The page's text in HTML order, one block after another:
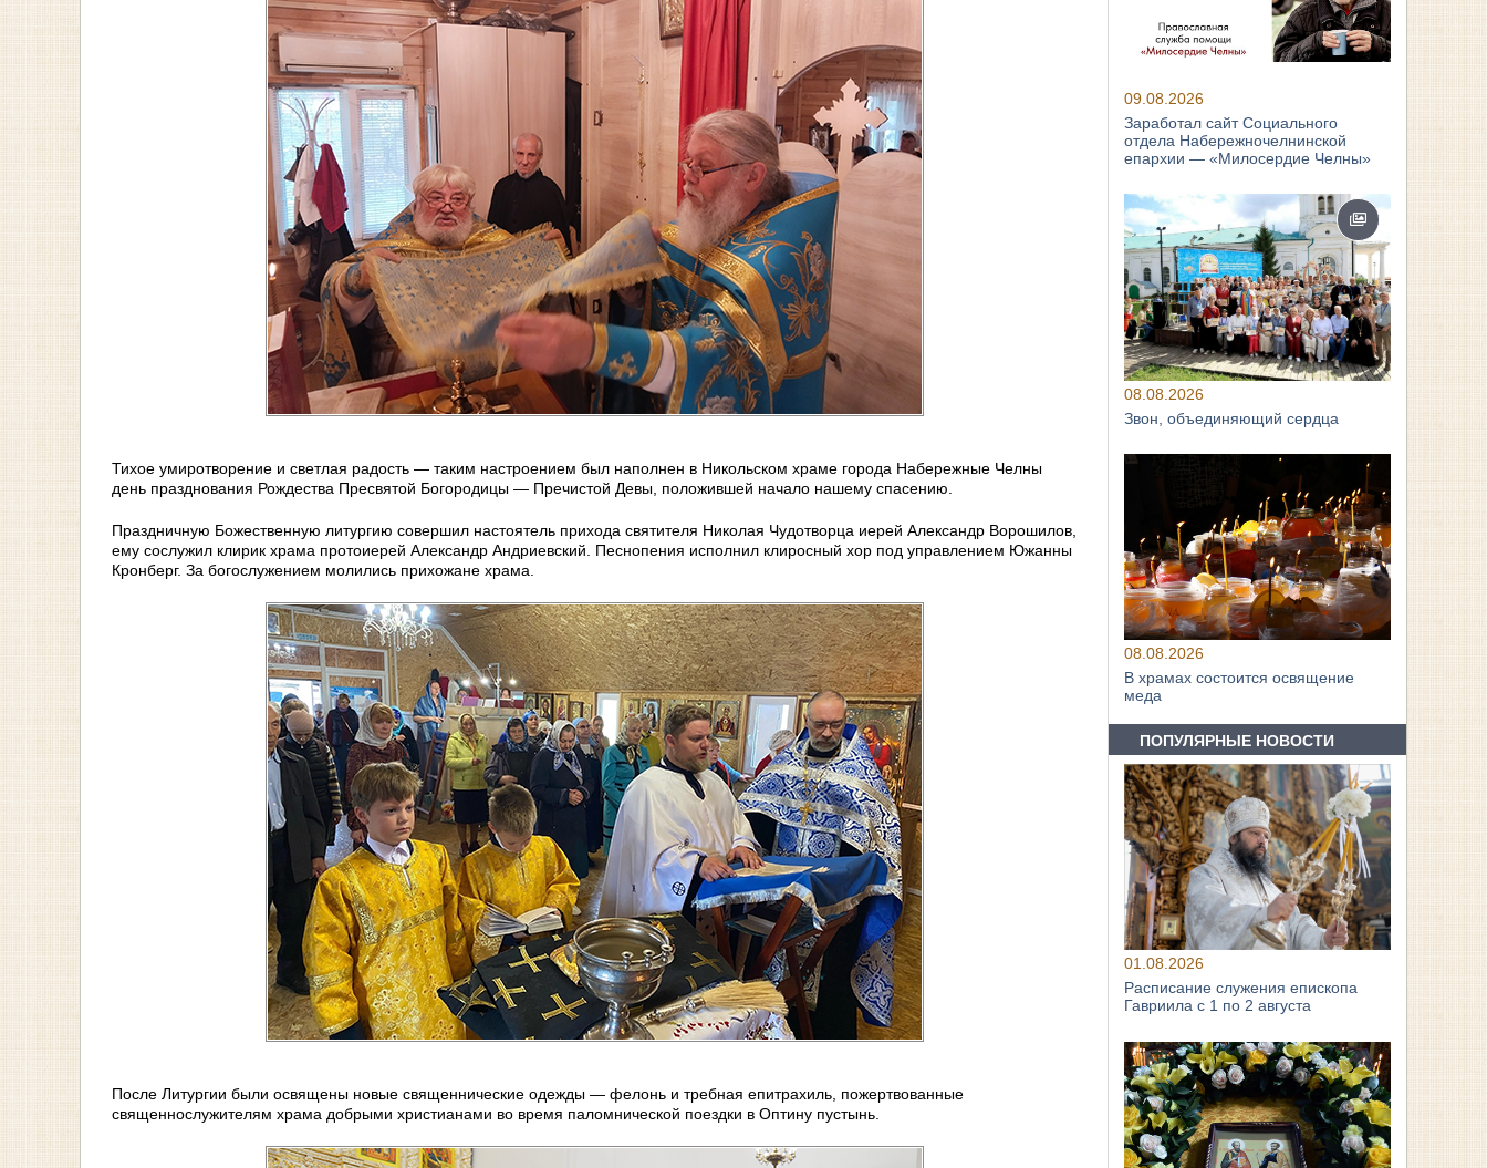
Тихое умиротворение и светлая радость — таким настроением был наполнен в Никольском храме города Набережные Челны
день празднования Рождества Пресвятой Богородицы — Пречистой Девы, положившей начало нашему спасению.
Праздничную Божественную литургию совершил настоятель прихода святителя Николая Чудотворца иерей Александр Ворошилов,
ему сослужил клирик храма протоиерей Александр Андриевский. Песнопения исполнил клиросный хор под управлением Южанны
Кронберг. За богослужением молились прихожане храма.
После Литургии были освящены новые священнические одежды — фелонь и требная епитрахиль, пожертвованные
священнослужителям храма добрыми христианами во время паломнической поездки в Оптину пустынь.
09.08.2026
Заработал сайт Социального
отдела Набережночелнинской
епархии — «Милосердие Челны»
08.08.2026
Звон, объединяющий сердца
08.08.2026
В храмах состоится освящение
меда
ПОПУЛЯРНЫЕ НОВОСТИ
01.08.2026
Расписание служения епископа
Гавриила с 1 по 2 августа